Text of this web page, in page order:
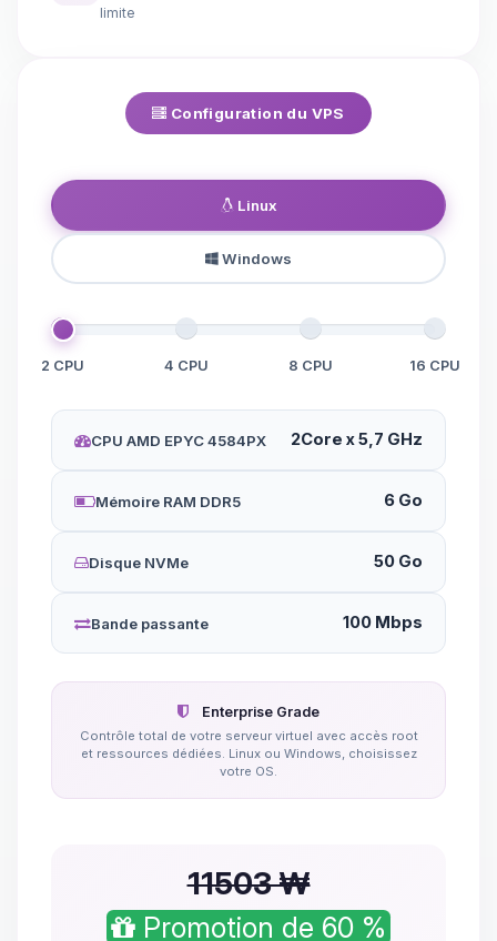
limite
Configuration du VPS
Linux
Windows
2 CPU 4 CPU 8 CPU 16 CPU
CPU AMD EPYC 4584PX 2Core x 5,7 GHz
Mémoire RAM DDR5 6 Go
Disque NVMe 50 Go
Bande passante 100 Mbps
Enterprise Grade
Contrôle total de votre serveur virtuel avec accès root
et ressources dédiées. Linux ou Windows, choisissez
votre OS.
11503 ₩
Promotion de 60 %